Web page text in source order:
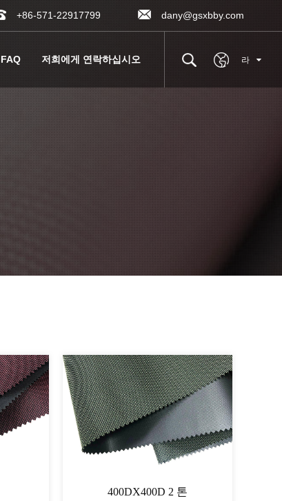
+86-571-22917799 dany@gsxbby.com
FAQ 저희에게 연락하십시오 라
400DX400D 2 톤